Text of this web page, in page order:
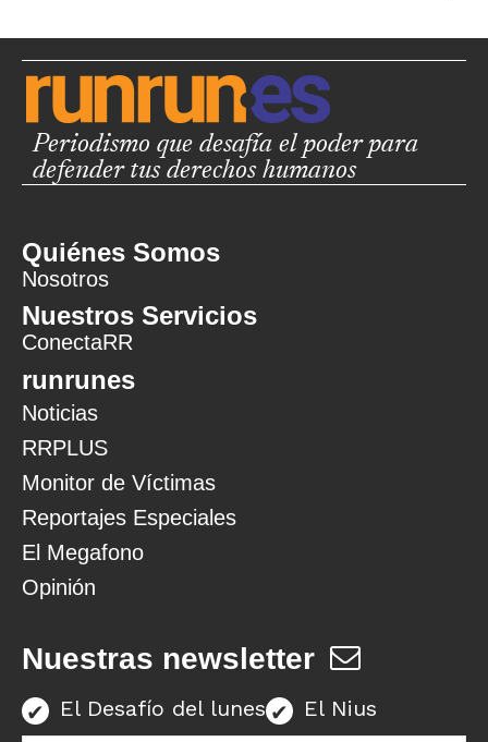
Periodismo que desafía el poder para
defender tus derechos humanos
Quiénes Somos
Nosotros
Nuestros Servicios
ConectaRR
runrunes
Noticias
RRPLUS
Monitor de Víctimas
Reportajes Especiales
El Megafono
Opinión
Nuestras newsletter
El Desafío del lunes El Nius